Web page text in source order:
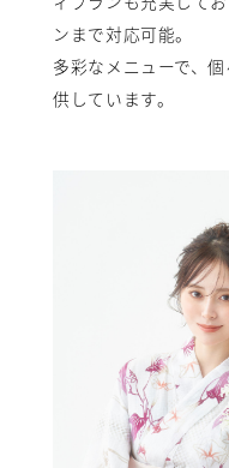
ンまで対応可能。
多彩なメニューで、
供しています。